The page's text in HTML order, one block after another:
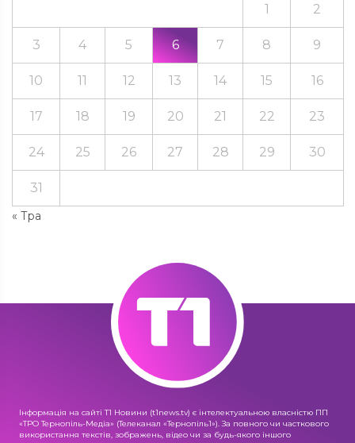
« Тра
1 2
3 4 5 6 7 8 9
10 11 12 13 14 15 16
17 18 19 20 21 22 23
24 25 26 27 28 29 30
31
Інформація на сайті Т1 Новини (t1news.tv) є інтелектуальною власністю ПП
«ТРО Тернопіль-Медіа» (Телеканал «Тернопіль1»). За повного чи часткового
використання текстів, зображень, відео чи за будь-якого іншого